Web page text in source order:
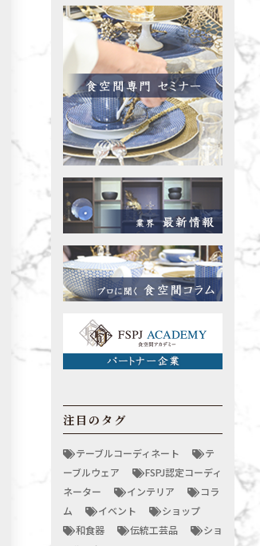
注目のタグ
テーブルコーディネート
テ
ーブルウェア
FSPJ認定コーディ
ネーター
インテリア
コラ
ム
イベント
ショップ
和食器
伝統工芸品
ショ